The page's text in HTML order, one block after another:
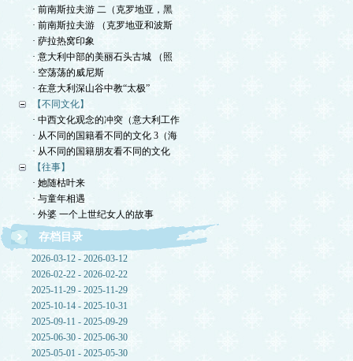
· 前南斯拉夫游 二（克罗地亚，黑
· 前南斯拉夫游 （克罗地亚和波斯
· 萨拉热窝印象
· 意大利中部的美丽石头古城 （照
· 空荡荡的威尼斯
· 在意大利深山谷中教“太极”
【不同文化】
· 中西文化观念的冲突（意大利工作
· 从不同的国籍看不同的文化 3（海
· 从不同的国籍朋友看不同的文化
【往事】
· 她随枯叶来
· 与童年相遇
· 外婆 一个上世纪女人的故事
存档目录
2026-03-12 - 2026-03-12
2026-02-22 - 2026-02-22
2025-11-29 - 2025-11-29
2025-10-14 - 2025-10-31
2025-09-11 - 2025-09-29
2025-06-30 - 2025-06-30
2025-05-01 - 2025-05-30